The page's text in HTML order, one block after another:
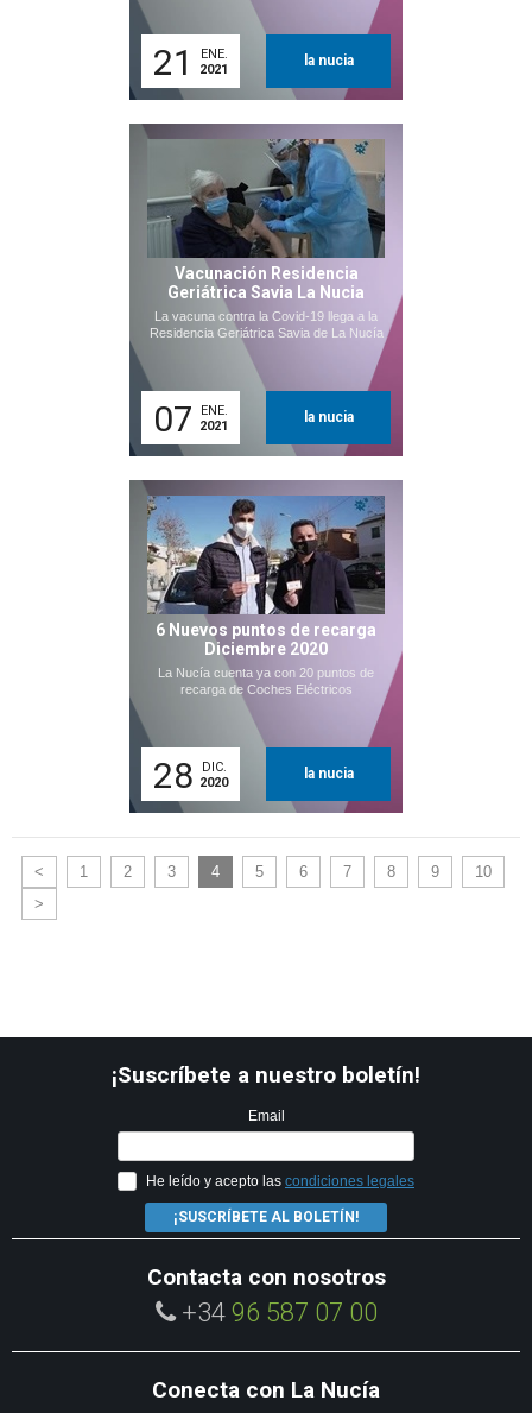
21
ENE.
2021
la nucia
Vacunación Residencia
Geriátrica Savia La Nucia
La vacuna contra la Covid-19 llega a la
Residencia Geriátrica Savia de La Nucía
07
ENE.
2021
la nucia
6 Nuevos puntos de recarga
Diciembre 2020
La Nucía cuenta ya con 20 puntos de
recarga de Coches Eléctricos
28
DIC.
2020
la nucia
< 1 2 3 4 5 6 7 8 9
10
>
¡Suscríbete a nuestro boletín!
Email
He leído y acepto las condiciones legales
¡SUSCRÍBETE AL BOLETÍN!
Contacta con nosotros
+34 96 587 07 00
Conecta con La Nucía